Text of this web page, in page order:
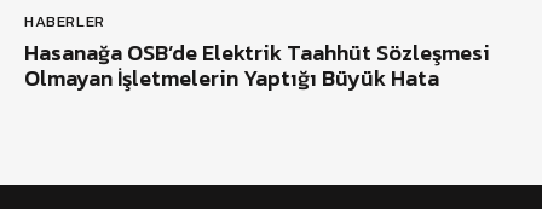
HABERLER
Hasanağa OSB’de Elektrik Taahhüt Sözleşmesi
Olmayan İşletmelerin Yaptığı Büyük Hata